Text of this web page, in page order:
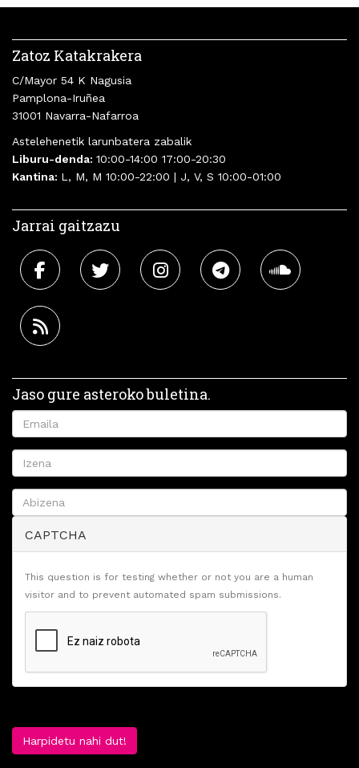
Zatoz Katakrakera
C/Mayor 54 K Nagusia
Pamplona-Iruñea
31001 Navarra-Nafarroa
Astelehenetik larunbatera zabalik
Liburu-denda: 10:00-14:00 17:00-20:30
Kantina: L, M, M 10:00-22:00 | J, V, S 10:00-01:00
Jarrai gaitzazu
Jaso gure asteroko buletina.
CAPTCHA
This question is for testing whether or not you are a human
visitor and to prevent automated spam submissions.
Harpidetu nahi dut!